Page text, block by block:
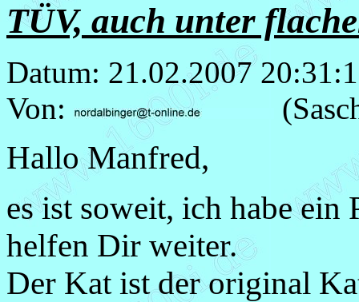
TÜV, auch unter
Datum: 21.02.2007
Von:
Hallo Manfred,
es ist soweit, ich habe ein
helfen Dir weiter.
Der Kat ist der original